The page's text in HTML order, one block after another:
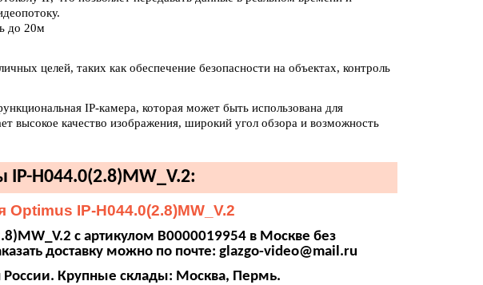
до 20м
целей, таких как обеспечение безопасности на объектах, контроль
IP-камера, которая может быть использована для
высокое качество изображения, широкий угол обзора и возможность
H044.0(2.8)MW_V.2:
IP-H044.0(2.8)MW_V.2
с артикулом В0000019954 в Москве без
доставку можно по почте: glazgo-video@mail.ru
России. Крупные склады: Москва, Пермь.